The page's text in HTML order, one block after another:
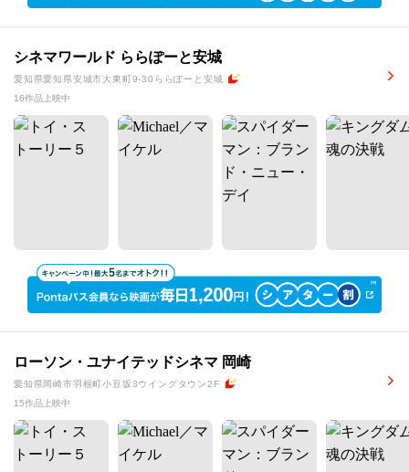
シネマワールド ららぽーと安城
愛知県愛知県安城市大東町9-30ららぽーと安城
16作品上映中
ローソン・ユナイテッドシネマ 岡崎
愛知県岡崎市羽根町小豆坂3ウイングタウン2F
15作品上映中